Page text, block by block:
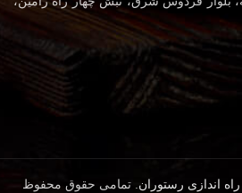
. تمامی حقوق محفوظ